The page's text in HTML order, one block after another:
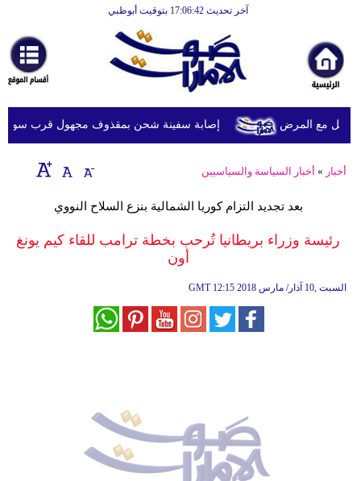
آخر تحديث 17:06:42 بتوقيت أبوظبي
أخبارعاجلة
رياضة
ثقافة
إقتصاد
وموسيقى
أزياء
إصابة سفينة شحن بمقذوف مجهول قرب سواحل مع المرض
أخبار » أخبار السياسة والسياسيين
بعد تجديد التزام كوريا الشمالية بنزع السلاح النووي
رئيسة وزراء بريطانيا تُرحب بخطة ترامب للقاء كيم يونغ
أون
GMT 12:15 2018 السبت ,10 آذار/ مارس